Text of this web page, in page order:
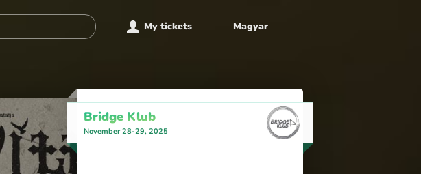
My tickets Magyar
Bridge Klub
November 28-29, 2025